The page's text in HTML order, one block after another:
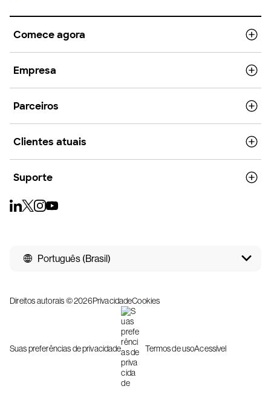
Comece agora
Empresa
Parceiros
Clientes atuais
Suporte
Português (Brasil)
Direitos autorais © 2026PrivacidadeCookies
Suas preferências de privacidade Termos de usoAcessível